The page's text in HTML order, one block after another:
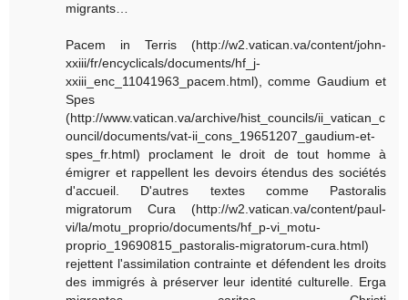
migrants…
Pacem in Terris (http://w2.vatican.va/content/john-
xxiii/fr/encyclicals/documents/hf_j-
xxiii_enc_11041963_pacem.html), comme Gaudium et
Spes
(http://www.vatican.va/archive/hist_councils/ii_vatican_c
ouncil/documents/vat-ii_cons_19651207_gaudium-et-
spes_fr.html) proclament le droit de tout homme à
émigrer et rappellent les devoirs étendus des sociétés
d'accueil. D'autres textes comme Pastoralis
migratorum Cura (http://w2.vatican.va/content/paul-
vi/la/motu_proprio/documents/hf_p-vi_motu-
proprio_19690815_pastoralis-migratorum-cura.html)
rejettent l'assimilation contrainte et défendent les droits
des immigrés à préserver leur identité culturelle. Erga